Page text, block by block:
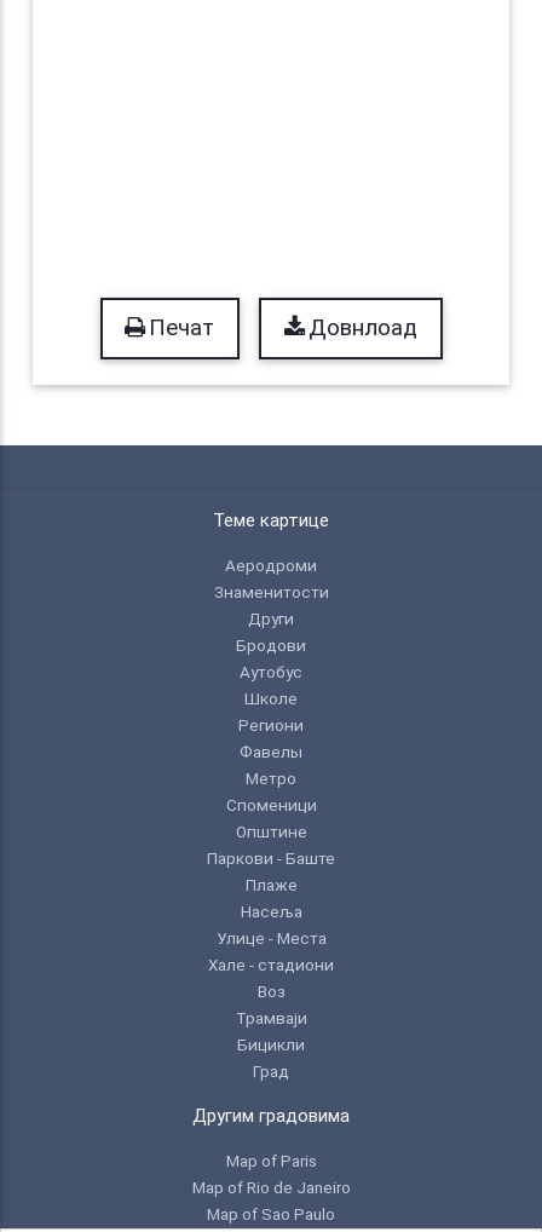
Печат Довнлоад
Теме картице
Аеродроми
Знаменитости
Други
Бродови
Аутобус
Школе
Региони
Фавелы
Метро
Споменици
Општине
Паркови - Баште
Плаже
Насеља
Улице - Места
Хале - стадиони
Воз
Трамваји
Бицикли
Град
Другим градовима
Map of Paris
Map of Rio de Janeiro
Map of Sao Paulo